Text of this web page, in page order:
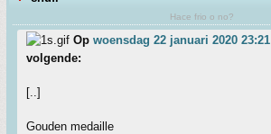
Hace frio o no?
Op woensdag 22 januari 2020 23:21
volgende:
[..]
Gouden medaille